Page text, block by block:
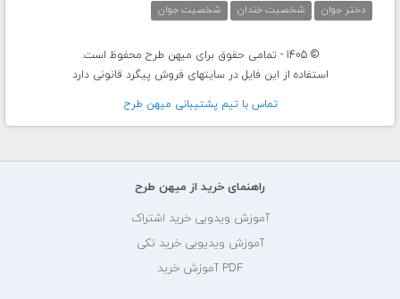
دختر جوان
شخصیت خندان شخصیت جوان
© 1405 - تمامی حقوق برای میهن طرح محفوظ است.
استفاده از این فایل در سایتهای فروش پیگرد قانونی دارد
تماس با تيم پشتيبانی ميهن طرح
راهنمای خرید از میهن طرح
آموزش ویدویی خرید اشتراک
آموزش ویدیویی خرید تکی
PDF آموزش خرید